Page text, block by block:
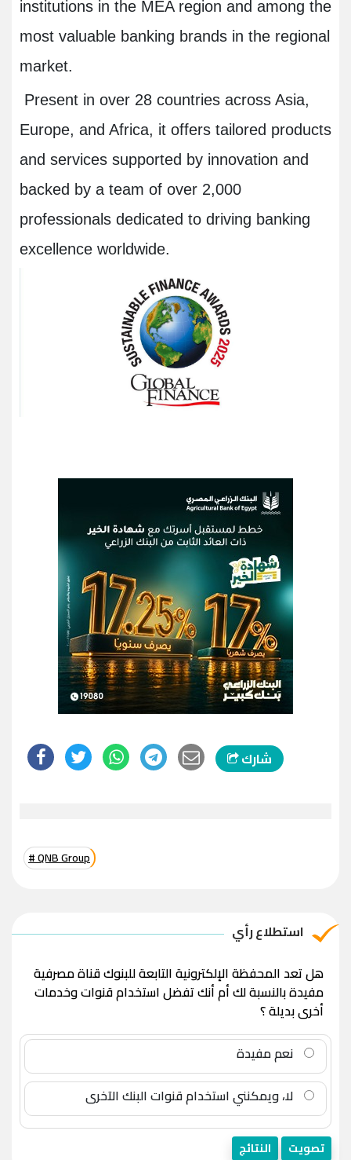
institutions in the MEA region and among the
most valuable banking brands in the regional
market.
Present in over 28 countries across Asia,
Europe, and Africa, it offers tailored products
and services supported by innovation and
backed by a team of over 2,000
professionals dedicated to driving banking
excellence worldwide.
شارك
# QNB Group
استطلاع رأي
هل تعد المحفظة الإلكترونية التابعة للبنوك قناة مصرفية
مفيدة بالنسبة لك أم أنك تفضل استخدام قنوات وخدمات
أخرى بديلة ؟
نعم مفيدة
لا، ويمكنني استخدام قنوات البنك الآخرى
تصويت النتائج